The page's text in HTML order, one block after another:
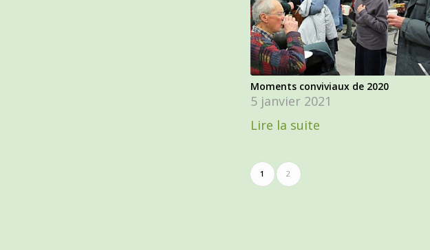
Moments conviviaux de 2020
5 janvier 2021
Lire la suite
1 2